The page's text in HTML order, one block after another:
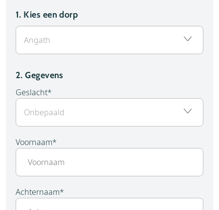
1. Kies een dorp
2. Gegevens
Geslacht*
Voornaam*
Achternaam*